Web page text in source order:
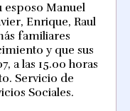
esposo Manuel
Enrique, Raul
familiares
y que sus
a las 15.00 horas
Servicio de
Sociales.